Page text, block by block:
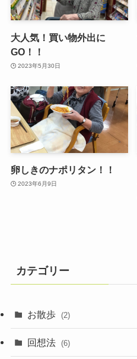
大人気！買い物外出に
GO！！
2023年5月30日
卵しきのナポリタン！！
2023年6月9日
カテゴリー
お散歩 (2)
回想法 (6)